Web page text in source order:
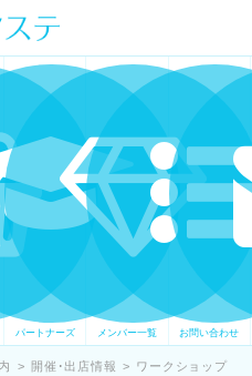
ます。 手づくり
ステ スキル・セ
ママが集まって
。
パートナーズ メンバー一覧 お問い合わせ
> 開催･出店情報 > ワークショップ